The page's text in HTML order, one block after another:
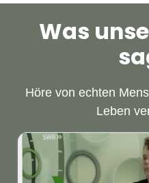
Was
Höre von echten
Leben